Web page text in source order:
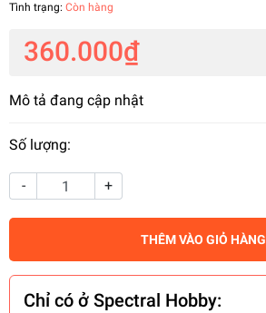
Tình trạng: Còn hàng
360.000₫
Mô tả đang cập nhật
Số lượng:
- +
THÊM VÀO GIỎ HÀNG
Chỉ có ở Spectral Hobby: